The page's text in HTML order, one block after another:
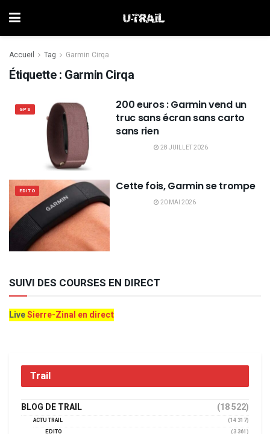
Accueil Tag Garmin Cirqa
Étiquette : Garmin Cirqa
GPS
200 euros : Garmin vend un
truc sans écran sans carto
sans rien
28 JUILLET 2026
EDITO Cette fois, Garmin se trompe
20 MAI 2026
SUIVI DES COURSES EN DIRECT
LiveSierre-Zinal en direct
Trail
BLOG DE TRAIL (18 522)
ACTU TRAIL
(14 317)
EDITO
(3 361)